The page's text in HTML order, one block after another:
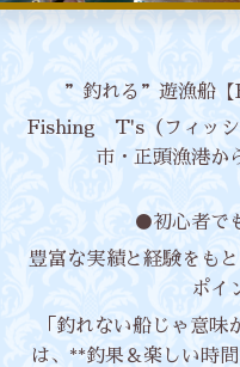
”釣れる”遊漁船【
Fishing T's（フィッシ
市・正頭漁港か
●初心者で
豊富な実績と経験をも
ポイ
「釣れない船じゃ意
は、**釣果＆楽しい時